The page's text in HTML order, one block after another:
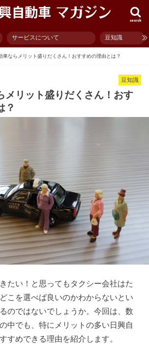
search
サービスについて 豆知識
車ならメリット盛りだくさん！おすすめの理由とは？
豆知識
メリット盛りだくさん！おす
？
たい！と思ってもタクシー会社はた
こを選べば良いのかわからないとい
のではないでしょうか。今回は、数
中でも、特にメリットの多い日興自
すめできる理由を紹介します。